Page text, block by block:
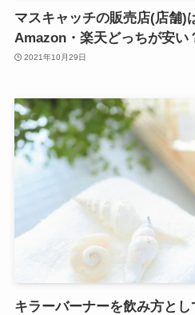
マスキャッチの販売店(店舗)
Amazon・楽天どっちが安い
2021年10月29日
キラーバーナーを飲み方と